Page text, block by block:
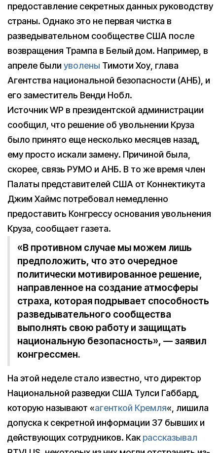
предоставление секретных данных руководству
страны. Однако это не первая чистка в
разведывательном сообществе США после
возвращения Трампа в Белый дом. Например, в
апреле были уволены Тимоти Хоу, глава
Агентства национальной безопасности (АНБ), и
его заместитель Венди Нобл.
Источник WP в президентской администрации
сообщил, что решение об увольнении Круза
было принято еще несколько месяцев назад,
ему просто искали замену. Причиной была,
скорее, связь РУМО и АНБ. В то же время член
Палаты представителей США от Коннектикута
Джим Хаймс потребовал немедленно
предоставить Конгрессу основания увольнения
Круза, сообщает газета.
«В противном случае мы можем лишь
предположить, что это очередное
политически мотивированное решение,
направленное на создание атмосферы
страха, которая подрывает способность
разведывательного сообщества
выполнять свою работу и защищать
национальную безопасность», — заявил
конгрессмен.
На этой неделе стало известно, что директор
Национальной разведки США Тулси Габбард,
которую называют «агенткой Кремля«, лишила
допуска к секретной информации 37 бывших и
действующих сотрудников. Какрассказывал